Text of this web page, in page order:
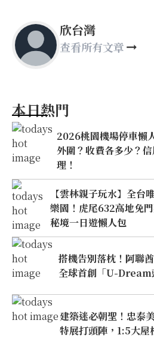
欣台灣
查看所有文章
本日熱門
2026桃園機場停車懶
外圍？收費各多少？
理！
【雲林親子玩水】全台
樂園！虎尾632高地免
秘境一日遊懶人包
搭機告別落枕！阿聯
全球首創「U-Dream
建築迷必朝聖！忠泰
特展打頭陣，1:5大